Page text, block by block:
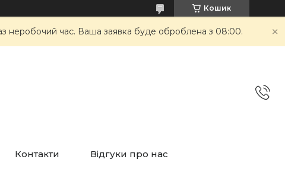
Кошик
неробочий час. Ваша заявка буде оброблена з 08:00.
Контакти Відгуки про нас